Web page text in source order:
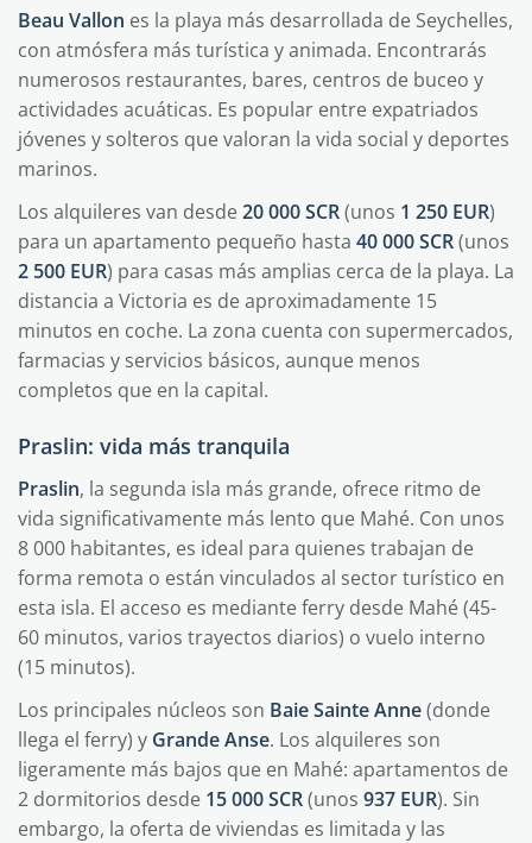
Beau Vallon es la playa más desarrollada de Seychelles,
con atmósfera más turística y animada. Encontrarás
numerosos restaurantes, bares, centros de buceo y
actividades acuáticas. Es popular entre expatriados
jóvenes y solteros que valoran la vida social y deportes
marinos.
Los alquileres van desde20 000 SCR(unos 1 250 EUR)
para un apartamento pequeño hasta 40 000 SCR(unos
2 500 EUR) para casas más amplias cerca de la playa. La
distancia a Victoria es de aproximadamente 15
minutos en coche. La zona cuenta con supermercados,
farmacias y servicios básicos, aunque menos
completos que en la capital.
Praslin: vida más tranquila
Praslin, la segunda isla más grande, ofrece ritmo de
vida significativamente más lento que Mahé. Con unos
8 000 habitantes, es ideal para quienes trabajan de
forma remota o están vinculados al sector turístico en
esta isla. El acceso es mediante ferry desde Mahé (45-
60 minutos, varios trayectos diarios) o vuelo interno
(15 minutos).
Los principales núcleos son Baie Sainte Anne(donde
llega el ferry) y Grande Anse. Los alquileres son
ligeramente más bajos que en Mahé: apartamentos de
2 dormitorios desde 15 000 SCR(unos 937 EUR). Sin
embargo, la oferta de viviendas es limitada y las